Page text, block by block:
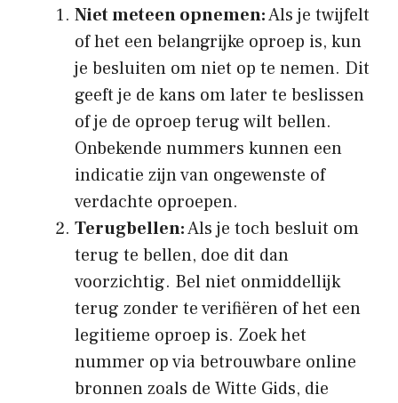
Niet meteen opnemen:Als je twijfelt
of het een belangrijke oproep is, kun
je besluiten om niet op te nemen. Dit
geeft je de kans om later te beslissen
of je de oproep terug wilt bellen.
Onbekende nummers kunnen een
indicatie zijn van ongewenste of
verdachte oproepen.
Terugbellen:Als je toch besluit om
terug te bellen, doe dit dan
voorzichtig. Bel niet onmiddellijk
terug zonder te verifiëren of het een
legitieme oproep is. Zoek het
nummer op via betrouwbare online
bronnen zoals de Witte Gids, die